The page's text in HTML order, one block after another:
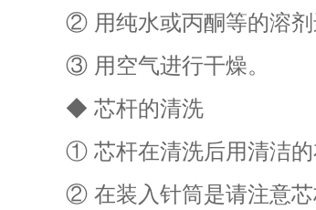
② 用纯水或丙酮等的溶剂
③ 用空气进行干燥。
◆ 芯杆的清洗
① 芯杆在清洗后用清洁的
② 在装入针筒是请注意芯